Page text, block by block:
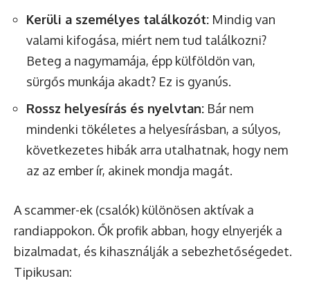
Kerüli a személyes találkozót: Mindig van
valami kifogása, miért nem tud találkozni?
Beteg a nagymamája, épp külföldön van,
sürgős munkája akadt? Ez is gyanús.
Rossz helyesírás és nyelvtan: Bár nem
mindenki tökéletes a helyesírásban, a súlyos,
következetes hibák arra utalhatnak, hogy nem
az az ember ír, akinek mondja magát.
A scammer-ek (csalók) különösen aktívak a
randiappokon. Ők profik abban, hogy elnyerjék a
bizalmadat, és kihasználják a sebezhetőségedet.
Tipikusan: